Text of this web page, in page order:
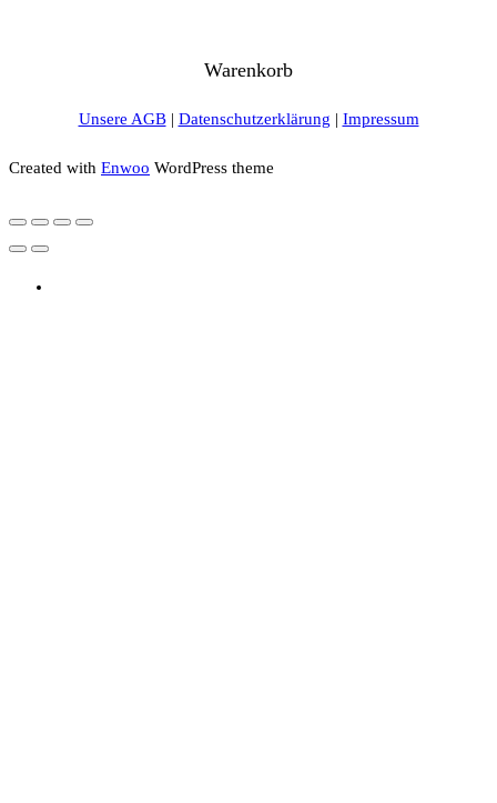
Warenkorb
Unsere AGB| Datenschutzerklärung | Impressum
Created with Enwoo WordPress theme